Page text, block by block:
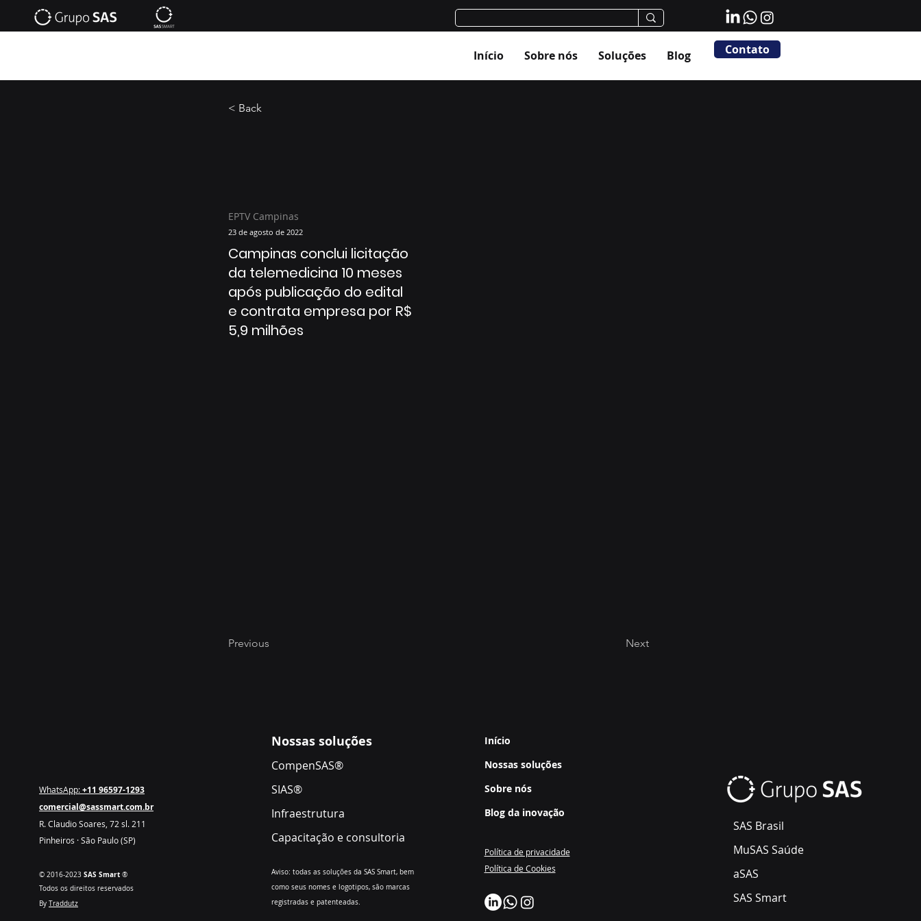
Início Sobre nós Soluções Blog Contato
< Back
EPTV Campinas
23 de agosto de 2022
Campinas conclui licitação
da telemedicina 10 meses
após publicação do edital
e contrata empresa por R$
5,9 milhões
Previous Next
WhatsApp:+11 96597-1293
comercial@sassmart.com.br
R. Claudio Soares, 72 sl. 211
Pinheiros ·São Paulo (SP)
© 2016-2023 SAS Smart ®
Todos os direitos reservados
By Traddutz
Nossas soluções
CompenSAS®
SIAS®
Infraestrutura
Capacitação e consultoria
Aviso: todas as soluções da SAS Smart, bem
como seus nomes e logotipos, são marcas
registradas e patenteadas.
Início
Nossas soluções
Sobre nós
Blog da inovação
Política de privacidade
Política de Cookies
SAS Brasil
MuSAS Saúde
aSAS
SAS Smart